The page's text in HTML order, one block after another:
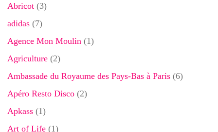
Abricot (3)
adidas (7)
Agence Mon Moulin (1)
Agriculture (2)
Ambassade du Royaume des Pays-Bas à Paris (6)
Apéro Resto Disco (2)
Apkass (1)
Art of Life (1)